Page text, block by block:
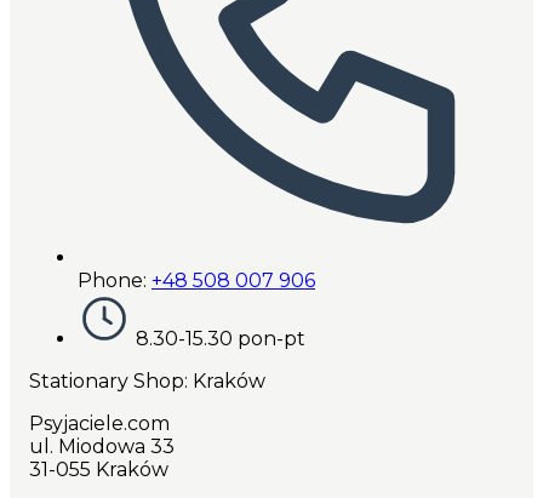
Phone: +48 508 007 906
8.30-15.30 pon-pt
Stationary Shop: Kraków
Psyjaciele.com
ul. Miodowa 33
31-055 Kraków